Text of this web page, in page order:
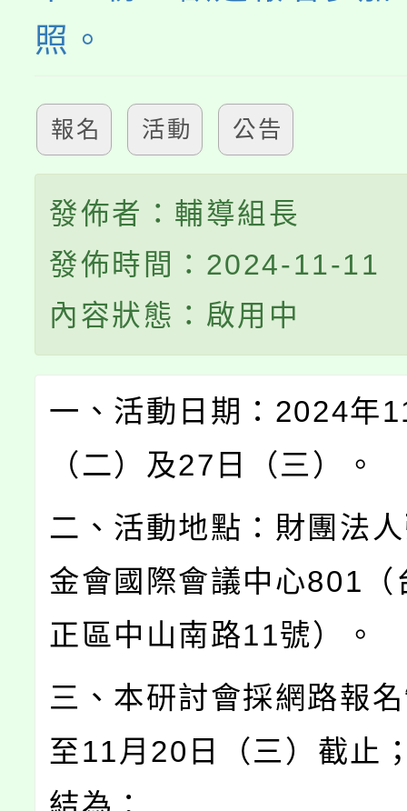
照。
報名 活動 公告
發佈者：輔導組長
發佈時間：2024-11-11
內容狀態：啟用中
一、活動日期：2024年
（二）及27日（三）。
二、活動地點：財團法
金會國際會議中心801（
正區中山南路11號）。
三、本研討會採網路報
至11月20日（三）截止